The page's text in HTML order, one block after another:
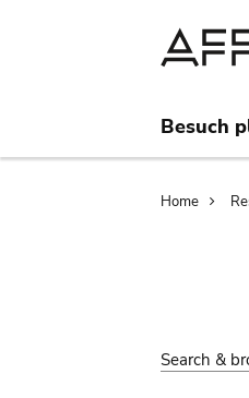
Besuch
Home
Search &